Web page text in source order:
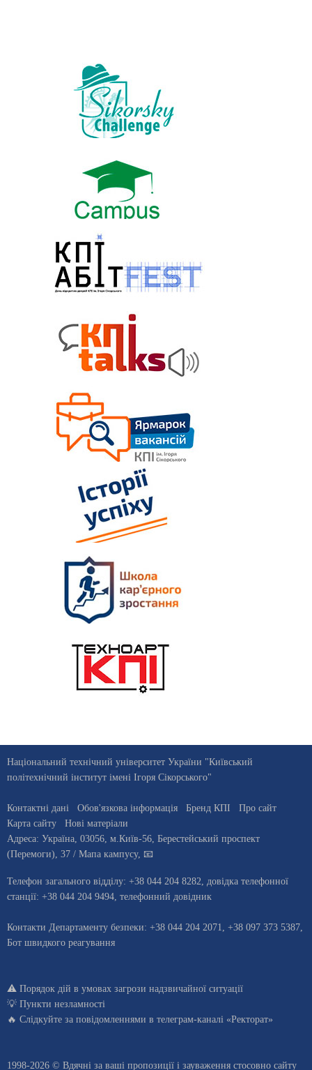
Національний технічний університет України "Київський
політехнічний інститут імені Ігоря Сікорського"
Контактні дані Обов'язкова інформація Бренд КПІ
Про сайт
Карта сайту
Нові матеріали
Адреса: Україна, 03056, м.Київ-56, Берестейський проспект
(Перемоги), 37 / Мапа кампусу, 📧
Телефон загального відділу: +38 044 204 8282, довiдка телефонної
станцiї: +38 044 204 9494, телефонний довідник
Контакти Департаменту безпеки: +38 044 204 2071, +38 097 373 5387,
Бот швидкого реагування
⚠️ Порядок дій в умовах загрози надзвичайної ситуації
💡 Пункти незламності
🔥 Слідкуйте за повідомленнями в телеграм-каналі «Ректорат»
1998-2026 © Вдячні за ваші пропозиції і зауваження стосовно сайту